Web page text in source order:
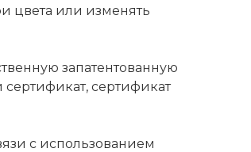
цвета или изменять
запатентованную
сертификат
с использованием